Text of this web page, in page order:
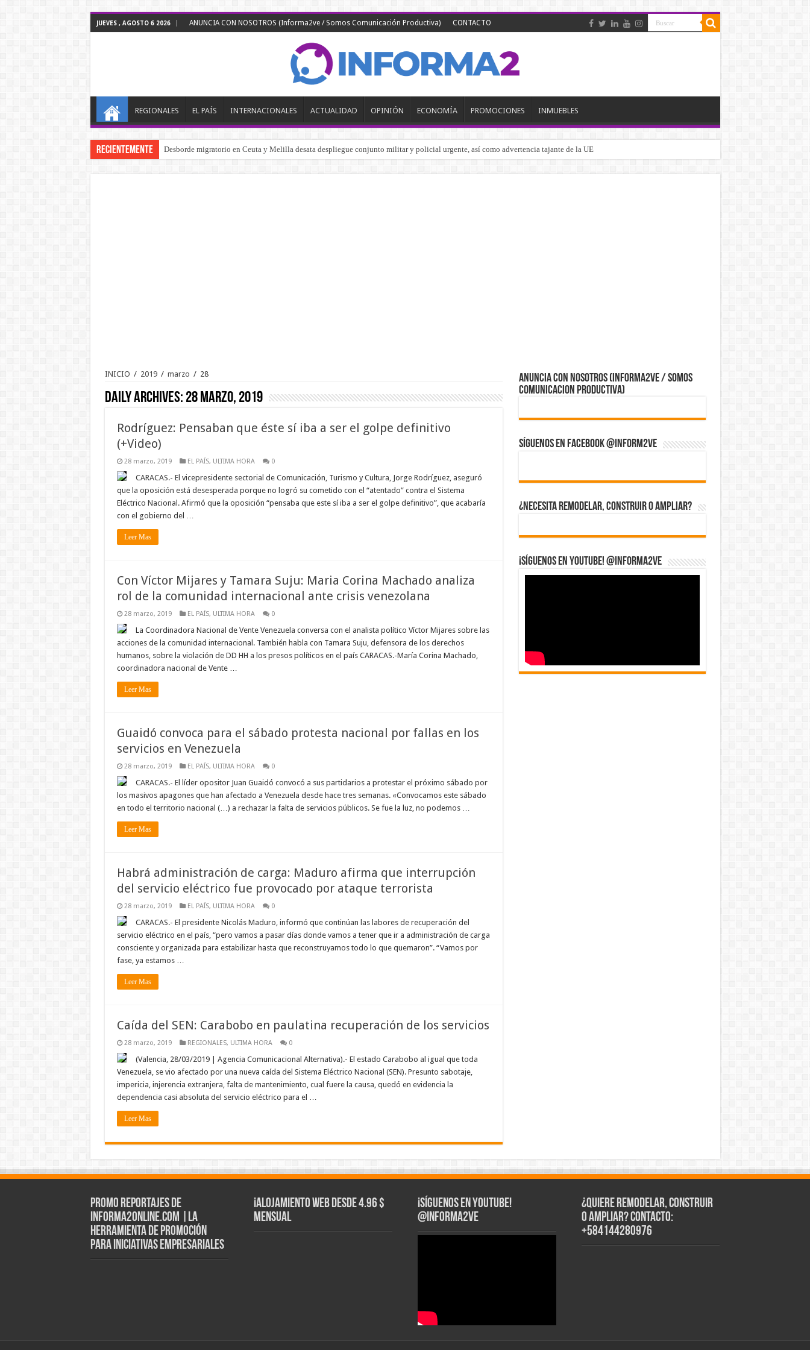
JUEVES , AGOSTO 6 2026 ANUNCIA CON NOSOTROS (Informa2ve / Somos Comunicación Productiva) CONTACTO
REGIONALES EL PAÍS INTERNACIONALES ACTUALIDAD OPINIÓN ECONOMÍA PROMOCIONES INMUEBLES
RECIENTEMENTE Desborde migratorio en Ceuta y Melilla desata despliegue conjunto militar y policial urgente, así como advertencia tajante de la UE
INICIO / 2019 / marzo / 28
Daily Archives: 28 marzo, 2019
Rodríguez: Pensaban que éste sí iba a ser el golpe definitivo
(+Video)
28 marzo, 2019 EL PAÍS, ULTIMA HORA 0
CARACAS.- El vicepresidente sectorial de Comunicación, Turismo y Cultura, Jorge Rodríguez, aseguró
que la oposición está desesperada porque no logró su cometido con el “atentado” contra el Sistema
Eléctrico Nacional. Afirmó que la oposición “pensaba que este sí iba a ser el golpe definitivo”, que acabaría
con el gobierno del …
Leer Mas
Con Víctor Mijares y Tamara Suju: Maria Corina Machado analiza
rol de la comunidad internacional ante crisis venezolana
28 marzo, 2019 EL PAÍS, ULTIMA HORA 0
La Coordinadora Nacional de Vente Venezuela conversa con el analista político Víctor Mijares sobre las
acciones de la comunidad internacional. También habla con Tamara Suju, defensora de los derechos
humanos, sobre la violación de DD HH a los presos políticos en el país CARACAS.-María Corina Machado,
coordinadora nacional de Vente …
Leer Mas
Guaidó convoca para el sábado protesta nacional por fallas en los
servicios en Venezuela
28 marzo, 2019 EL PAÍS, ULTIMA HORA 0
CARACAS.- El líder opositor Juan Guaidó convocó a sus partidarios a protestar el próximo sábado por
los masivos apagones que han afectado a Venezuela desde hace tres semanas. «Convocamos este sábado
en todo el territorio nacional (…) a rechazar la falta de servicios públicos. Se fue la luz, no podemos …
Leer Mas
Habrá administración de carga: Maduro afirma que interrupción
del servicio eléctrico fue provocado por ataque terrorista
28 marzo, 2019 EL PAÍS, ULTIMA HORA 0
CARACAS.- El presidente Nicolás Maduro, informó que continúan las labores de recuperación del
servicio eléctrico en el país, “pero vamos a pasar días donde vamos a tener que ir a administración de carga
consciente y organizada para estabilizar hasta que reconstruyamos todo lo que quemaron”. “Vamos por
fase, ya estamos …
Leer Mas
Caída del SEN: Carabobo en paulatina recuperación de los servicios
28 marzo, 2019 REGIONALES, ULTIMA HORA 0
(Valencia, 28/03/2019 | Agencia Comunicacional Alternativa).- El estado Carabobo al igual que toda
Venezuela, se vio afectado por una nueva caída del Sistema Eléctrico Nacional (SEN). Presunto sabotaje,
impericia, injerencia extranjera, falta de mantenimiento, cual fuere la causa, quedó en evidencia la
dependencia casi absoluta del servicio eléctrico para el …
Leer Mas
ANUNCIA CON NOSOTROS (Informa2ve / Somos
Comunicacion Productiva)
Síguenos en Facebook @inform2Ve
¿Necesita Remodelar, Construir o ampliar?
¡Síguenos en YouTube! @informa2ve
Promo Reportajes de
informa2online.com |La
herramienta de Promoción
para iniciativas empresariales
¡Alojamiento web Desde 4.96 $
Mensual
¡Síguenos en YouTube!
@informa2ve
¿Quiere Remodelar, Construir
o Ampliar? Contacto:
+584144280976